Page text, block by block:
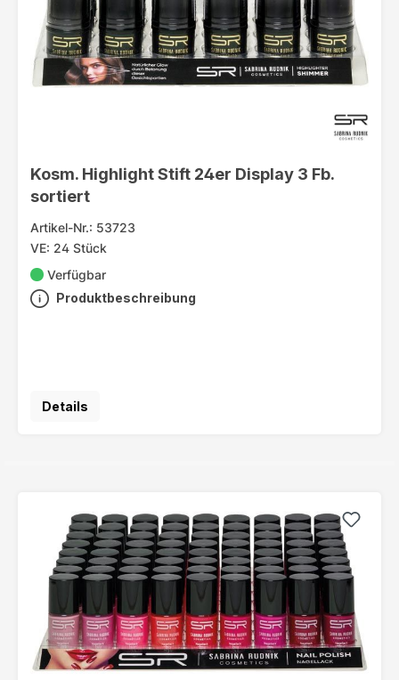
Kosm. Highlight Stift 24er Display 3 Fb.
sortiert
Artikel-Nr.: 53723
VE: 24 Stück
Verfügbar
Produktbeschreibung
Details